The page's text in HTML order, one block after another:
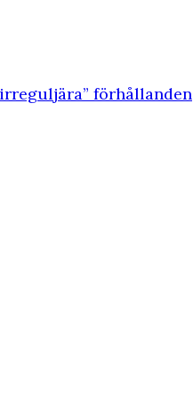
förhållanden